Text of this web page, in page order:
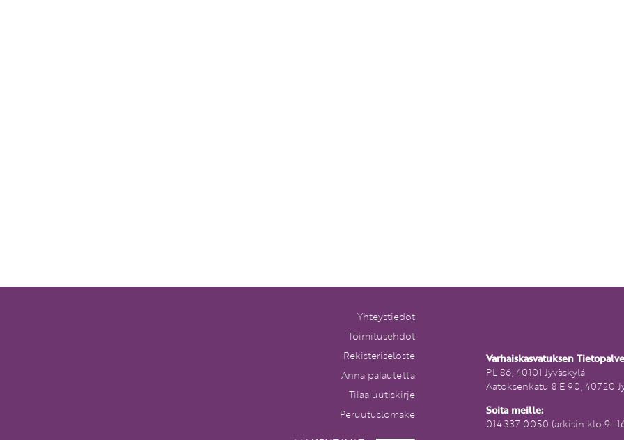
Yhteystiedot
Toimitusehdot
Rekisteriseloste
Anna palautetta
Tilaa uutiskirje
Peruutuslomake
Varhaiskasvatuksen
PL 86, 40101 Jyväskylä
Aatoksenkatu 8 E 90, 40720
Soita meille:
014 337 0050 (arkisin klo